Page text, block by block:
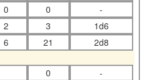
0 0
-
2 3
1d6
6 21
2d8
0
-